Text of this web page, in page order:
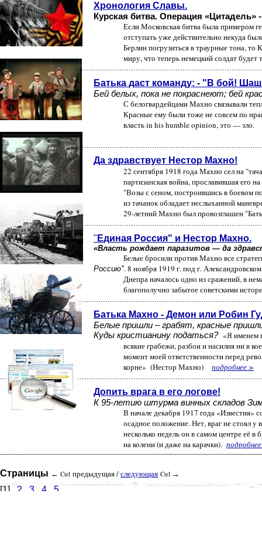
Хронология Славы.
Курская битва. Операция «Цитадель» -
Если Московская битва была примером героизма и
отступать уже действительно некуда было, а
Берлин погрузиться в траурные тона, то Курская
миру, что теперь немецкий солдат будет
Батька даст команду: - "В бой!
Бей белых, пока не покраснеют; бей красных,
С белогвардейцами Махно связывали теплые и
Красные ему были тоже не совсем по нраву, ибо они
власть in his humble opinion, это —
Да здравствует Нестор Махно!
22 сентября 1918 года Махно сел на "тачанку".
партизанская война, прославившая его на веки. Как
"Возы с сеном, построившись в боевом порядке,
из тачанок обладает неслыханной маневренной
29-летний Махно был провозглашен
" Единая Россия" и Нестор Махно.
«Власть рождает паразитов — да
Белые бросили против Махно все стратегические
Россию". 8 ноября 1919 г. под г.
Днепра началось одно из сражений, в немалой
благополучно забытое советскими
Батька Махно - Демон или Робин
Белые пришли – грабят, красные пришли -
Куды кристианину податься? «Я именем
всякие грабежи, разбои и насилия ни в коем случае
момент моей ответственности перед революцией и
корне» (Нестор Махно)
подробнее >
Допить врага в его логове!
К 95-летию штурма винных складов
В начале декабря 1917 года «Известия» сообщили,
осадное положение. Нет, враг не стоял у ворот
несколько недель он в самом центре её в буквальном
на колени (и даже на карачки).
Страницы ← Ctrl предыдущая /следующая Ctrl →
[1] 2 3 4 5